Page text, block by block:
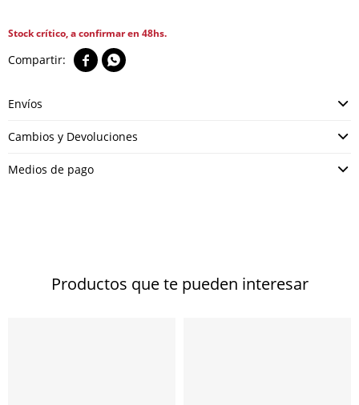
Stock crítico, a confirmar en 48hs.
 
Envíos
Cambios y Devoluciones
Medios de pago
Productos que te pueden interesar